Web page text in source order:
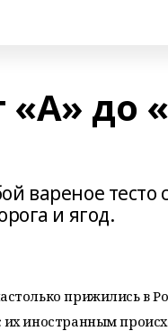
до
вареное тесто
и ягод.
прижились в
их иностранным